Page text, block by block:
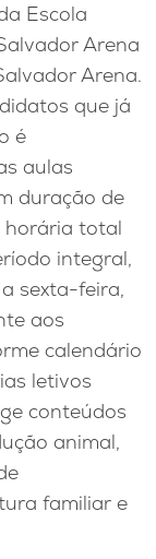
Escola
Arena
Arena.
que já
é
aulas
duração de
horária total
integral,
sexta-feira,
aos
calendário
letivos
conteúdos
animal,
familiar e